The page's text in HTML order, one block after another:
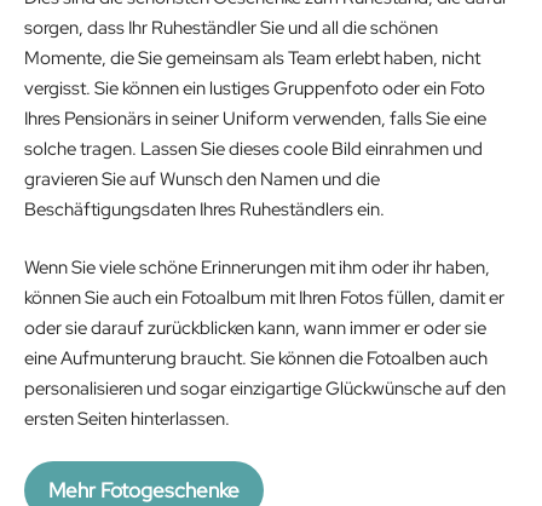
sorgen, dass Ihr Ruheständler Sie und all die schönen
Momente, die Sie gemeinsam als Team erlebt haben, nicht
vergisst. Sie können ein lustiges Gruppenfoto oder ein Foto
Ihres Pensionärs in seiner Uniform verwenden, falls Sie eine
solche tragen. Lassen Sie dieses coole Bild einrahmen und
gravieren Sie auf Wunsch den Namen und die
Beschäftigungsdaten Ihres Ruheständlers ein.
Wenn Sie viele schöne Erinnerungen mit ihm oder ihr haben,
können Sie auch ein Fotoalbum mit Ihren Fotos füllen, damit er
oder sie darauf zurückblicken kann, wann immer er oder sie
eine Aufmunterung braucht. Sie können die Fotoalben auch
personalisieren und sogar einzigartige Glückwünsche auf den
ersten Seiten hinterlassen.
Mehr Fotogeschenke